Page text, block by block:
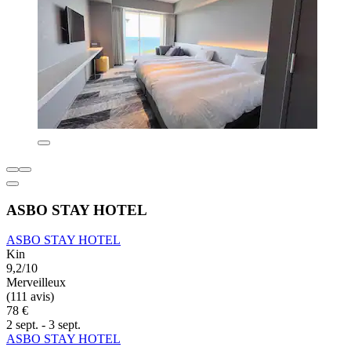
ASBO STAY HOTEL
ASBO STAY HOTEL
Kin
9,2/10
Merveilleux
(111 avis)
78 €
2 sept. - 3 sept.
ASBO STAY HOTEL